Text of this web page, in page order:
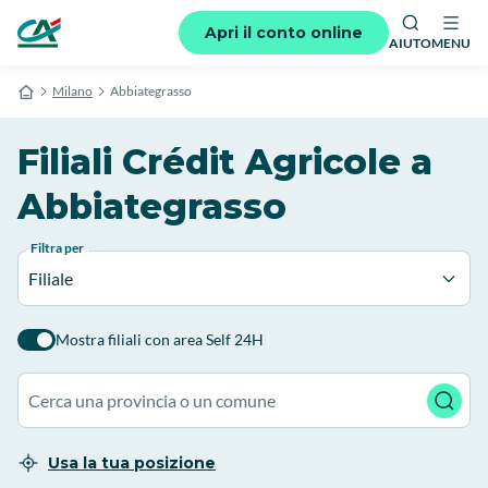
Apri il conto online
AIUTOMENU
Milano Abbiategrasso
Filiali Crédit Agricole a
Abbiategrasso
Filtra per
Filiale
Mostra filiali con area Self 24H
Usa la tua posizione